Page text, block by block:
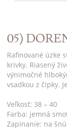
05)
Rafinované úzke
krivky. Riasený
výnimočné
vsadkou z čipky.
Veľkosť: 38 – 40
Farba: jemná
Zapínanie: na